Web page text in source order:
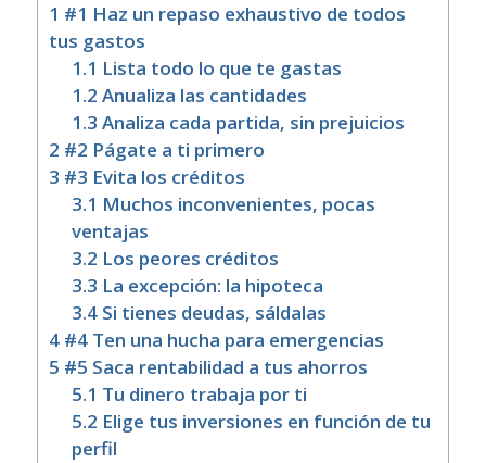
1 #1 Haz un repaso exhaustivo de todos
tus gastos
1.1 Lista todo lo que te gastas
1.2 Anualiza las cantidades
1.3 Analiza cada partida, sin prejuicios
2 #2 Págate a ti primero
3 #3 Evita los créditos
3.1 Muchos inconvenientes, pocas
ventajas
3.2 Los peores créditos
3.3 La excepción: la hipoteca
3.4Si tienes deudas, sáldalas
4#4 Ten una hucha para emergencias
5 #5 Saca rentabilidad a tus ahorros
5.1 Tu dinero trabaja por ti
5.2 Elige tus inversiones en función de tu
perfil